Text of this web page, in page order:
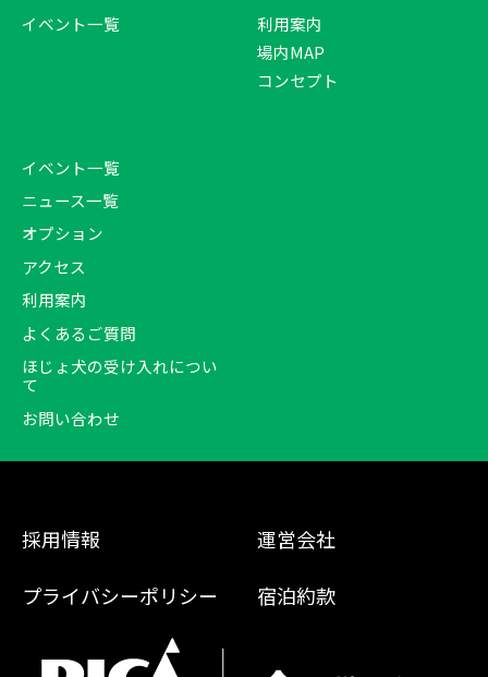
イベント一覧
利用案内
場内MAP
コンセプト
イベント一覧
ニュース一覧
オプション
アクセス
利用案内
よくあるご質問
ほじょ犬の受け入れについ
て
お問い合わせ
採用情報 運営会社
プライバシーポリシー 宿泊約款